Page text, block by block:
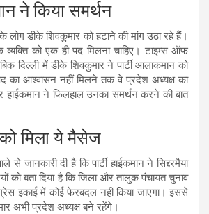
ने किया समर्थन
लोग डीके शिवकुमार को हटाने की मांग उठा रहे हैं।
को एक ही पद मिलना चाहिए। टाइम्स ऑफ
दिल्ली में डीके शिवकुमार ने पार्टी आलाकमान को
का आश्वासन नहीं मिलने तक वे प्रदेश अध्यक्ष का
हाईकमान ने फिलहाल उनका समर्थन करने की बात
को मिला ये मैसेज
जानकारी दी है कि पार्टी हाईकमान ने सिद्दरमैया
बता दिया है कि जिला और तालुक पंचायत चुनाव
इकाई में कोई फेरबदल नहीं किया जाएगा। इससे
अभी प्रदेश अध्यक्ष बने रहेंगे।